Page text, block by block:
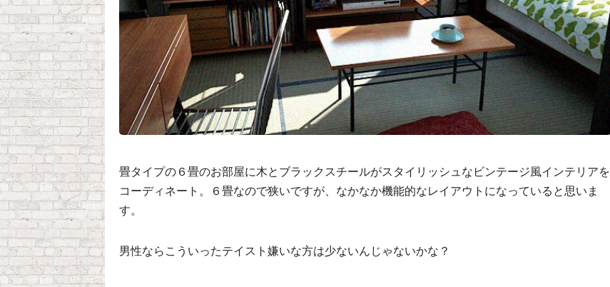
畳タイプの６畳のお部屋に木とブラックスチールがスタイリッシュなビンテージ風インテリアを
コーディネート。６畳なので狭いですが、なかなか機能的なレイアウトになっていると思いま
す。
男性ならこういったテイスト嫌いな方は少ないんじゃないかな？